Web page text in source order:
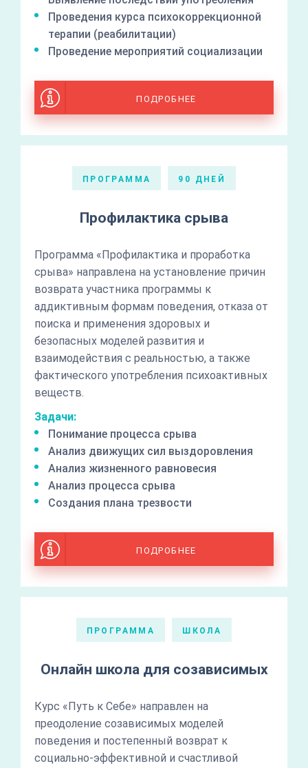
Проведения курса психокоррекционной
терапии (реабилитации)
Проведение мероприятий социализации
ПОДРОБНЕЕ
ПРОГРАММА 90 ДНЕЙ
Профилактика срыва
Программа «Профилактика и проработка
срыва» направлена на установление причин
возврата участника программы к
аддиктивным формам поведения, отказа от
поиска и применения здоровых и
безопасных моделей развития и
взаимодействия с реальностью, а также
фактического употребления психоактивных
веществ.
Задачи:
Понимание процесса срыва
Анализ движущих сил выздоровления
Анализ жизненного равновесия
Анализ процесса срыва
Создания плана трезвости
ПОДРОБНЕЕ
ПРОГРАММА ШКОЛА
Онлайн школа для созависимых
Курс «Путь к Себе» направлен на
преодоление созависимых моделей
поведения и постепенный возврат к
социально-эффективной и счастливой